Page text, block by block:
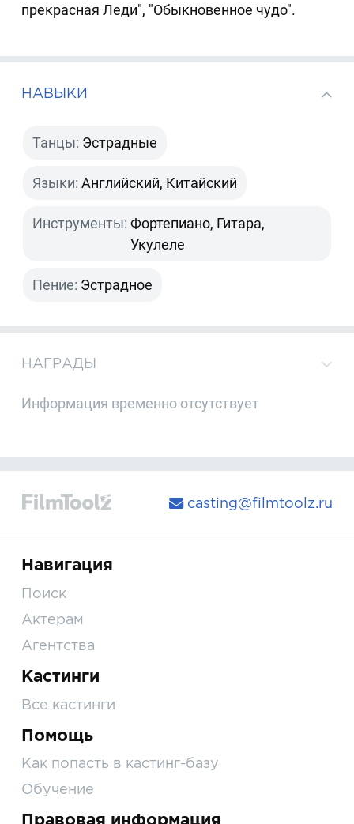
прекрасная Леди", "Обыкновенное чудо".
НАВЫКИ
Танцы: Эстрадные
Языки: Английский, Китайский
Инструменты: Фортепиано, Гитара,
Укулеле
Пение: Эстрадное
НАГРАДЫ
Информация временно отсутствует
casting@filmtoolz.ru
Навигация
Поиск
Актерам
Агентства
Кастинги
Все кастинги
Помощь
Как попасть в кастинг-базу
Обучение
Правовая информация